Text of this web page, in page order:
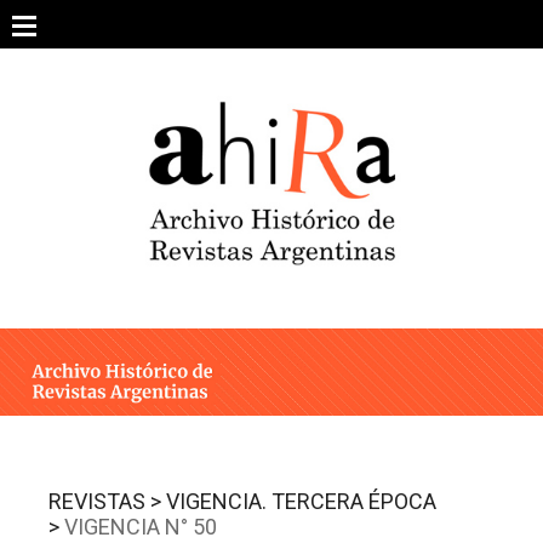
content
ARCHIVO DE REVISTAS
ESTUDIOS CRÍTICOS
INTEGRANTES
CONTACTO
REVISTAS >VIGENCIA. TERCERA ÉPOCA
>VIGENCIA N° 50